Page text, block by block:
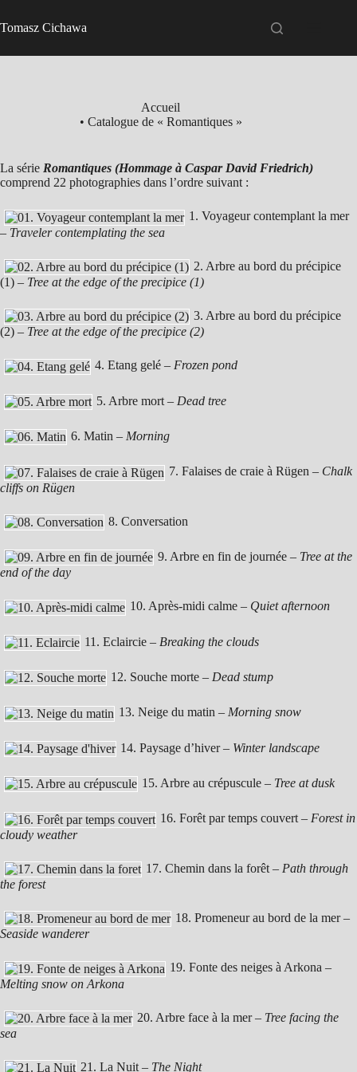
au
contenu
Tomasz Cichawa
Accueil
• Catalogue de « Romantiques »
La série Romantiques (Hommage à Caspar David Friedrich)
comprend 22 photographies dans l’ordre suivant :
1. Voyageur contemplant la mer
– Traveler contemplating the sea
2. Arbre au bord du précipice
(1) – Tree at the edge of the precipice (1)
3. Arbre au bord du précipice
(2) – Tree at the edge of the precipice (2)
4. Etang gelé – Frozen pond
5. Arbre mort – Dead tree
6. Matin – Morning
7. Falaises de craie à Rügen – Chalk
cliffs on Rügen
8. Conversation
9. Arbre en fin de journée – Tree at the
end of the day
10. Après-midi calme – Quiet afternoon
11. Eclaircie – Breaking the clouds
12. Souche morte – Dead stump
13. Neige du matin – Morning snow
14. Paysage d’hiver – Winter landscape
15. Arbre au crépuscule – Tree at dusk
16. Forêt par temps couvert – Forest in
cloudy weather
17. Chemin dans la forêt – Path through
the forest
18. Promeneur au bord de la mer –
Seaside wanderer
19. Fonte des neiges à Arkona –
Melting snow on Arkona
20. Arbre face à la mer – Tree facing the
sea
21. La Nuit – The Night